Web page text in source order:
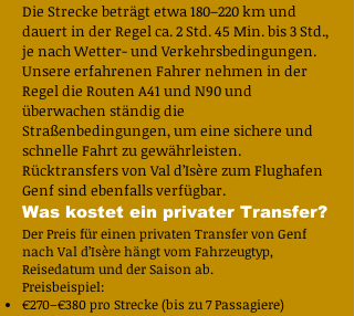
Die Strecke beträgt etwa 180–220 km und
dauert in der Regel ca. 2 Std. 45 Min. bis 3 Std.,
je nach Wetter- und Verkehrsbedingungen.
Unsere erfahrenen Fahrer nehmen in der
Regel die Routen A41 und N90 und
überwachen ständig die
Straßenbedingungen, um eine sichere und
schnelle Fahrt zu gewährleisten.
Rücktransfers von Val d’Isère zum Flughafen
Genf sind ebenfalls verfügbar.
Was kostet ein privater Transfer?
Der Preis für einen privaten Transfer von Genf
nach Val d’Isère hängt vom Fahrzeugtyp,
Reisedatum und der Saison ab.
Preisbeispiel:
€270–€380 pro Strecke (bis zu 7 Passagiere)